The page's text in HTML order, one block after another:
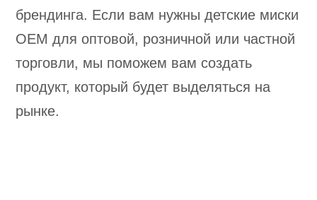
брендинга. Если вам нужны детские миски
OEM для оптовой, розничной или частной
торговли, мы поможем вам создать
продукт, который будет выделяться на
рынке.